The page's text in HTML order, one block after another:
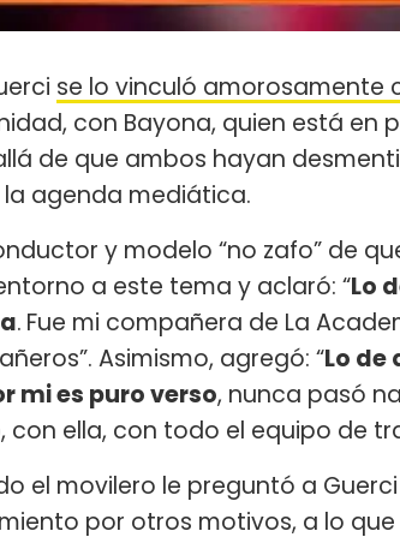
se lo vinculó amorosamente
con Bayona, quien está en
de que ambos hayan
agenda mediática.
y modelo “no zafo” de
a este tema y aclaró: “Lo
. Fue mi compañera de La
Asimismo, agregó: “Lo de
mi es puro verso, nunca pasó
, con ella, con todo el equipo de
el movilero le preguntó a
por otros motivos, a lo que